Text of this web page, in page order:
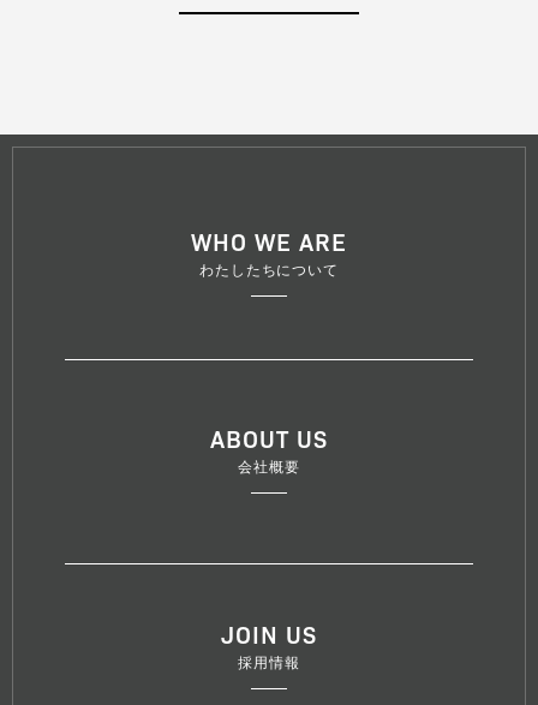
WHO WE ARE
わたしたちについて
ABOUT US
会社概要
JOIN US
採用情報